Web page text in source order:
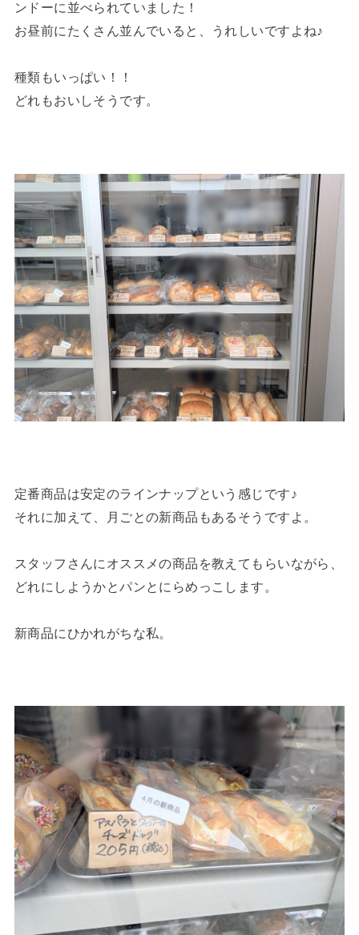
ンドーに並べられていました！
お昼前にたくさん並んでいると、うれしいですよね♪
種類もいっぱい！！
どれもおいしそうです。
定番商品は安定のラインナップという感じです♪
それに加えて、月ごとの新商品もあるそうですよ。
スタッフさんにオススメの商品を教えてもらいながら、
どれにしようかとパンとにらめっこします。
新商品にひかれがちな私。